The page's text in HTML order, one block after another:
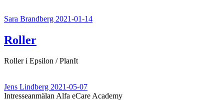
Sara Brandberg 2021-01-14
Roller
Roller i Epsilon / PlanIt
Jens Lindberg 2021-05-07
Intresseanmälan Alfa eCare Academy